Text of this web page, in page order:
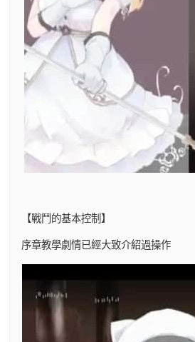
【戰鬥的基本控制】
序章教學劇情已經大致介紹過操作